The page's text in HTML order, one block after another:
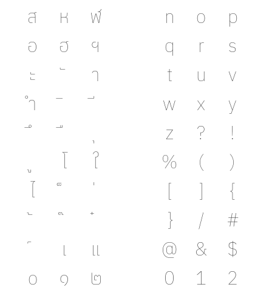
ส
ห
ฬ
อ
ฮ
ฯ
ะ
า
ำ
โ
ใ
ไ
เ
แ
๐
๑
๒
n
o
p
q
r
s
t
u
v
w
x
y
z
?
!
%
(
)
{
}
/
#
@
&
$
0
1
2